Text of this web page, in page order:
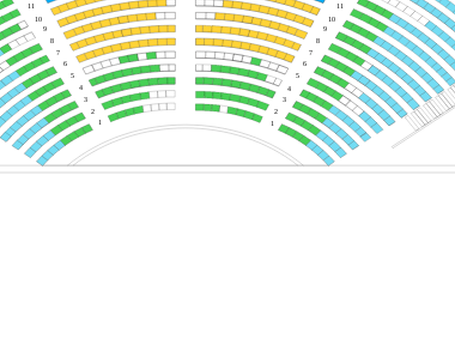
1
2
3
4
5
6
7
8
9
10
11
1
2
3
4
5
6
7
8
9
10
11